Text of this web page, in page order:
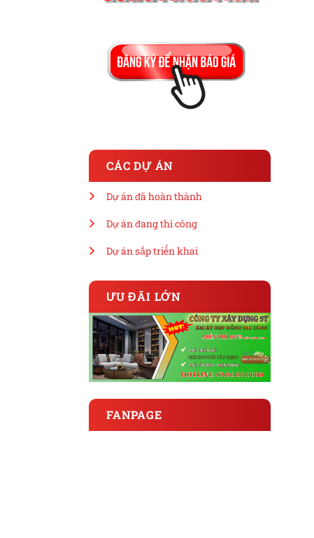
CÁC DỰ ÁN
Dự án đã hoàn thành
Dự án đang thi công
Dự án sắp triển khai
ƯU ĐÃI LỚN
FANPAGE